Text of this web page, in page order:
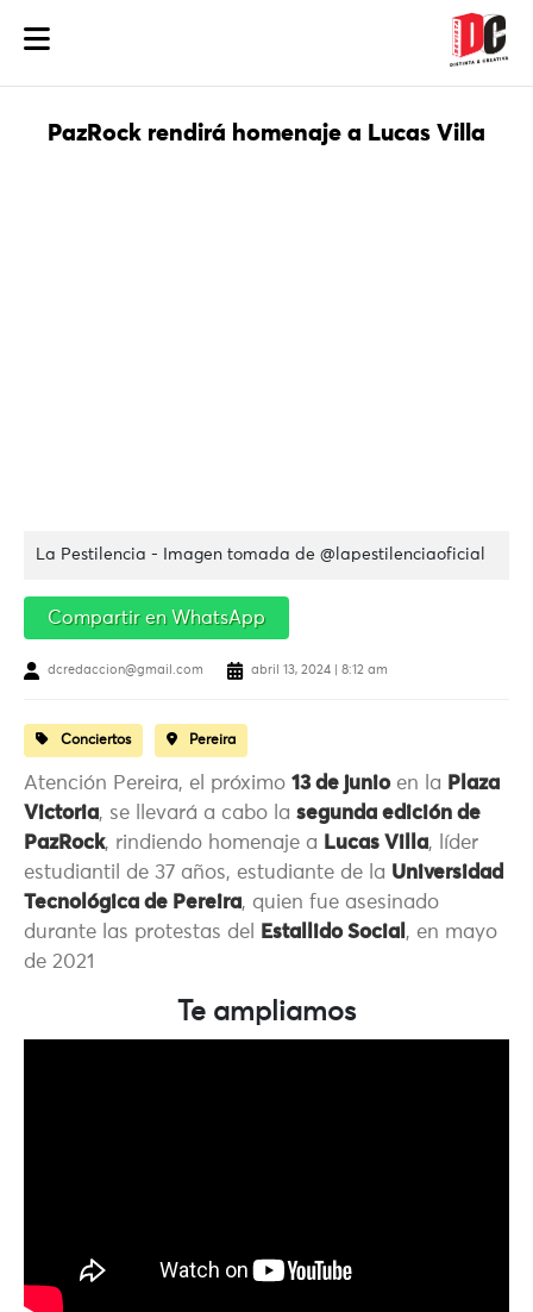
PazRock rendirá homenaje a Lucas Villa
La Pestilencia - Imagen tomada de @lapestilenciaoficial
Compartir en WhatsApp
dcredaccion@gmail.com abril 13, 2024 | 8:12 am
Conciertos Pereira
Atención Pereira, el próximo 13 de junioen la Plaza
Victoria, se llevará a cabo la segunda edición de
PazRock, rindiendo homenaje a Lucas Villa, líder
estudiantil de 37 años, estudiante de la Universidad
Tecnológica de Pereira, quien fue asesinado
durante las protestas del
Estallido Social , en mayo
de 2021
Te ampliamos